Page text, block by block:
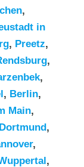
,
in
, Preetz,
,
,
, Berlin,
Main,
Dortmund,
,
,